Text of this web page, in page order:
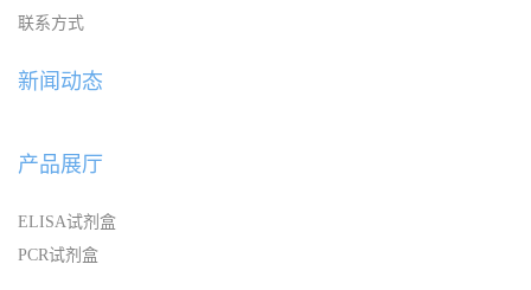
联系方式
新闻动态
产品展厅
ELISA试剂盒
PCR试剂盒